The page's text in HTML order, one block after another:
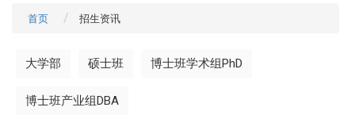
首页 招生资讯
大学部 硕士班 博士班学术组PhD
博士班产业组DBA